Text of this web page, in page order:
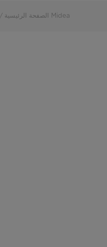
Midea الصفحة الرئيسية